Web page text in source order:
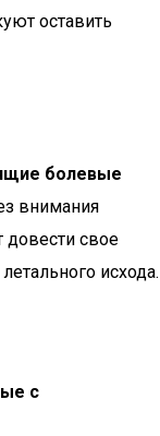
оставить
болевые
внимания
свое
исхода.
с